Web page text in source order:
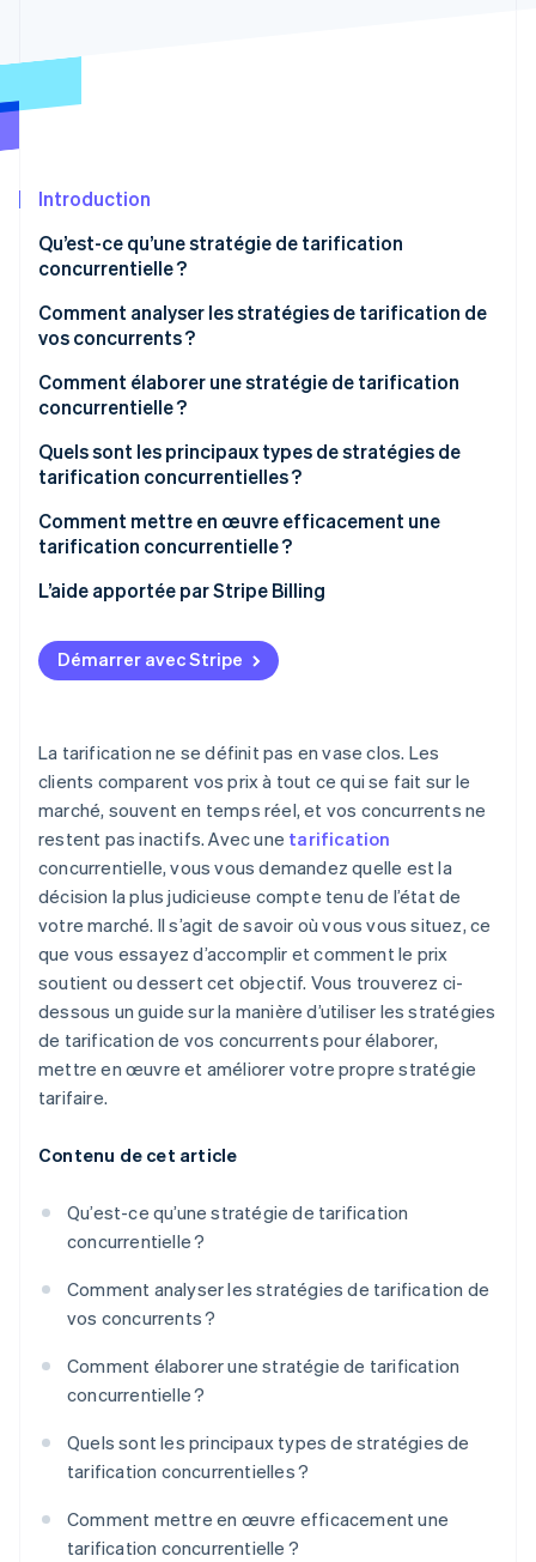
Radar
Atlas
Élimination du carbone
Vérification de l'identité
Stripe Sessions 2026
Découvrez comment Stripe construit l’infrastructure
Introduction
Qu’est-ce qu’une stratégie de tarification
concurrentielle ?
Comment analyser les stratégies de tarification de
vos concurrents ?
Comment élaborer une stratégie de tarification
concurrentielle ?
Commencez par l’objectif
Choisissez votre positionnement tarifaire
Créez des niveaux qui ont du sens
Effectuez des tests de tarification avant de vous
Quels sont les principaux types de stratégies de
tarification concurrentielles ?
Tarification inférieure aux concurrents
Tarification à parité
Comment mettre en œuvre efficacement une
tarification concurrentielle ?
Synchronisez-vous avec votre équipe
Utilisez une infrastructure qui peut suivre le rythme
Alignez votre tarification avec votre
Surveillez les données qui comptent
Fixez des limites à l’avance
L’aide apportée par Stripe Billing
Démarrer avec Stripe
La tarification ne se définit pas en vase clos. Les
clients comparent vos prix à tout ce qui se fait sur le
marché, souvent en temps réel, et vos concurrents ne
restent pas inactifs. Avec une tarification
concurrentielle, vous vous demandez quelle est la
décision la plus judicieuse compte tenu de l’état de
votre marché. Il s’agit de savoir où vous vous situez, ce
que vous essayez d’accomplir et comment le prix
soutient ou dessert cet objectif. Vous trouverez ci-
dessous un guide sur la manière d’utiliser les stratégies
de tarification de vos concurrents pour élaborer,
mettre en œuvre et améliorer votre propre stratégie
tarifaire.
Contenu de cet article
Qu’est-ce qu’une stratégie de tarification
concurrentielle ?
Comment analyser les stratégies de tarification de
vos concurrents ?
Comment élaborer une stratégie de tarification
concurrentielle ?
Quels sont les principaux types de stratégies de
tarification concurrentielles ?
Comment mettre en œuvre efficacement une
tarification concurrentielle ?